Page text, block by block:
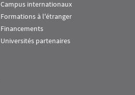
Campus internationaux
Formations à l'étranger
Financements
Universités partenaires